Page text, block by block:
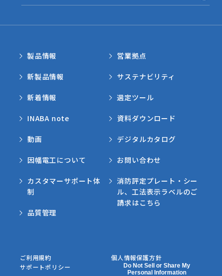
製品情報
新製品情報
新着情報
INABA note
動画
因幡電工について
カスタマーサポート体
制
品質管理
営業拠点
サステナビリティ
選定ツール
資料ダウンロード
デジタルカタログ
お問い合わせ
消防評定プレート・シー
ル、工法表示ラベルのご
請求はこちら
ご利用規約
個人情報保護方針
サポートポリシー
Do Not Sell or Share My
Personal Information